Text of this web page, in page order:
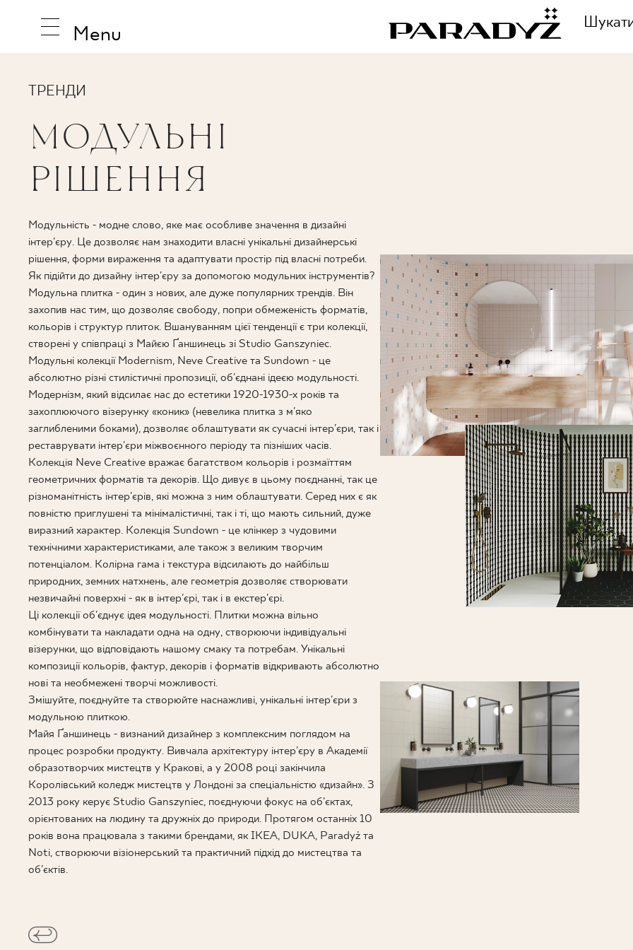
Menu
НАТХНЕННЯ
ПРОДУКЦІЯ
КОЛЕКЦІЯ
ДЛЯ БІЗНЕСУ
ПРОЄКТУВАННЯ
МІЙ ПРОФІЛЬ
ДЕ КУПИТИ
ПРО НАС
КОНТАКТ
МОДУЛЬНІ
РІШЕННЯ
ТРЕНДИ
Модульність - модне слово, яке має особливе значення в дизайні
інтер'єру. Це дозволяє нам знаходити власні унікальні дизайнерські
рішення, форми вираження та адаптувати простір під власні потреби.
Як підійти до дизайну інтер'єру за допомогою модульних інструментів?
Модульна плитка - один з нових, але дуже популярних трендів. Він
захопив нас тим, що дозволяє свободу, попри обмеженість форматів,
кольорів і структур плиток. Вшануванням цієї тенденції є три колекції,
створені у співпраці з Майєю Ґаншинець зі Studio Ganszyniec.
Модульні колекції Modernism, Neve Creative та Sundown - це
абсолютно різні стилістичні пропозиції, об'єднані ідеєю модульності.
Модернізм, який відсилає нас до естетики 1920-1930-х років та
захоплюючого візерунку «коник» (невелика плитка з м'яко
заглибленими боками), дозволяє облаштувати як сучасні інтер'єри, так і
реставрувати інтер'єри міжвоєнного періоду та пізніших часів.
Колекція Neve Creative вражає багатством кольорів і розмаїттям
геометричних форматів та декорів. Що дивує в цьому поєднанні, так це
різноманітність інтер'єрів, які можна з ним облаштувати. Серед них є як
повністю приглушені та мінімалістичні, так і ті, що мають сильний, дуже
виразний характер. Колекція Sundown - це клінкер з чудовими
технічними характеристиками, але також з великим творчим
потенціалом. Колірна гама і текстура відсилають до найбільш
природних, земних натхнень, але геометрія дозволяє створювати
незвичайні поверхні - як в інтер'єрі, так і в екстер'єрі.
Ці колекції об'єднує ідея модульності. Плитки можна вільно
комбінувати та накладати одна на одну, створюючи індивідуальні
візерунки, що відповідають нашому смаку та потребам. Унікальні
композиції кольорів, фактур, декорів і форматів відкривають абсолютно
нові та необмежені творчі можливості.
Змішуйте, поєднуйте та створюйте наснажливі, унікальні інтер'єри з
модульною плиткою.
Майя Ґаншинець - визнаний дизайнер з комплексним поглядом на
процес розробки продукту. Вивчала архітектуру інтер'єру в Академії
образотворчих мистецтв у Кракові, а у 2008 році закінчила
Королівський коледж мистецтв у Лондоні за спеціальністю «дизайн». З
2013 року керує Studio Ganszyniec, поєднуючи фокус на об'єктах,
орієнтованих на людину та дружніх до природи. Протягом останніх 10
років вона працювала з такими брендами, як IKEA, DUKA, Paradyż та
Noti, створюючи візіонерський та практичний підхід до мистецтва та
об'єктів.